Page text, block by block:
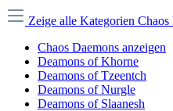
Zeige alle Kategorien Chaos
Chaos Daemons anzeigen
Deamons of Khorne
Deamons of Tzeentch
Deamons of Nurgle
Deamons of Slaanesh